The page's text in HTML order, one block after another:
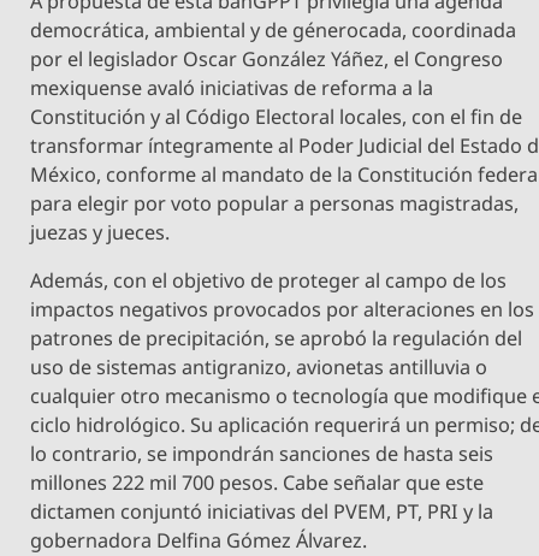
democrática, ambiental y de génerocada, coordinada
por el legislador Oscar González Yáñez, el Congreso
mexiquense avaló iniciativas de reforma a la
Constitución y al Código Electoral locales, con el fin de
transformar íntegramente al Poder Judicial del Estado
México, conforme al mandato de la Constitución
para elegir por voto popular a personas magistradas,
juezas y jueces.
Además, con el objetivo de proteger al campo de los
impactos negativos provocados por alteraciones en los
patrones de precipitación, se aprobó la regulación del
uso de sistemas antigranizo, avionetas antilluvia o
cualquier otro mecanismo o tecnología que modifique
ciclo hidrológico. Su aplicación requerirá un permiso;
lo contrario, se impondrán sanciones de hasta seis
millones 222 mil 700 pesos. Cabe señalar que este
dictamen conjuntó iniciativas del PVEM, PT, PRI y la
gobernadora Delfina Gómez Álvarez.